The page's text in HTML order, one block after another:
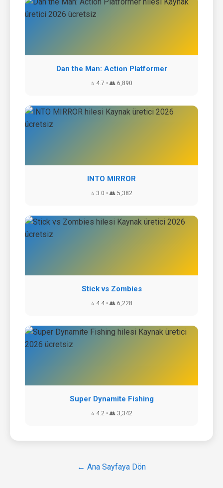
Dan the Man: Action Platformer
⭐ 4.7 • 👥 6,890
INTO MIRROR
⭐ 3.0 • 👥 5,382
Stick vs Zombies
⭐ 4.4 • 👥 6,228
Super Dynamite Fishing
⭐ 4.2 • 👥 3,342
← Ana Sayfaya Dön